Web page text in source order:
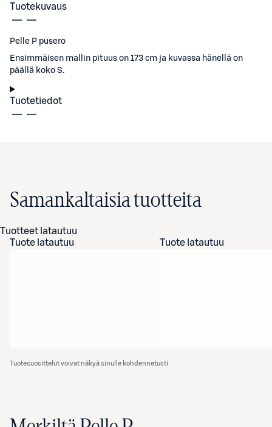
Tuotekuvaus
Pelle P pusero
Ensimmäisen mallin pituus on 173 cm ja kuvassa hänellä on
päällä koko S.
Tuotetiedot
Samankaltaisia tuotteita
Tuotteet latautuu
Tuote latautuu
Tuote latautuu
Tuotesuosittelut voivat näkyä sinulle kohdennetusti